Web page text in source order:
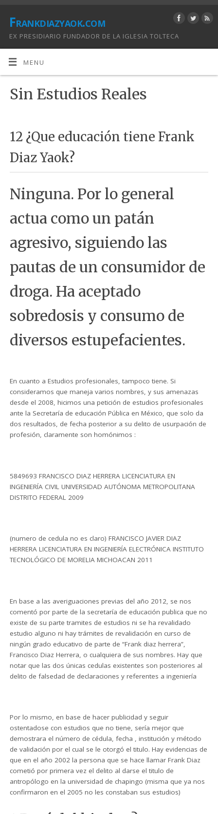
Frankdiazyaok.com
EX PRESIDIARIO FUNDADOR DE LA IGLESIA TOLTECA
MENU
Sin Estudios Reales
12 ¿Que educación tiene Frank
Diaz Yaok?
Ninguna. Por lo general
actua como un patán
agresivo, siguiendo las
pautas de un consumidor de
droga. Ha aceptado
sobredosis y consumo de
diversos estupefacientes.
En cuanto a Estudios profesionales, tampoco tiene. Si
consideramos que maneja varios nombres, y sus amenazas
desde el 2008, hicimos una petición de estudios profesionales
ante la Secretaría de educación Pública en México, que solo da
dos resultados, de fecha posterior a su delito de usurpación de
profesión, claramente son homónimos :
5849693 FRANCISCO DIAZ HERRERA LICENCIATURA EN
INGENIERÍA CIVIL UNIVERSIDAD AUTÓNOMA METROPOLITANA
DISTRITO FEDERAL 2009
(numero de cedula no es claro) FRANCISCO JAVIER DIAZ
HERRERA LICENCIATURA EN INGENIERÍA ELECTRÓNICA INSTITUTO
TECNOLÓGICO DE MORELIA MICHOACAN 2011
En base a las averiguaciones previas del año 2012, se nos
comentó por parte de la secretaría de educación publica que no
existe de su parte tramites de estudios ni se ha revalidado
estudio alguno ni hay trámites de revalidación en curso de
ningún grado educativo de parte de “Frank diaz herrera”,
Francisco Diaz Herrera, o cualquiera de sus nombres. Hay que
notar que las dos únicas cedulas existentes son posteriores al
delito de falsedad de declaraciones y referentes a ingeniería
Por lo mismo, en base de hacer publicidad y seguir
ostentadose con estudios que no tiene, sería mejor que
demostrara el número de cédula, fecha , institución y método
de validación por el cual se le otorgó el titulo. Hay evidencias de
que en el año 2002 la persona que se hace llamar Frank Diaz
cometió por primera vez el delito al darse el titulo de
antropólogo en la universidad de chapingo (misma que ya nos
confirmaron en el 2005 no les constaban sus estudios)